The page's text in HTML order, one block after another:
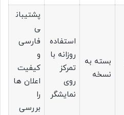
بسته به
نسخه
استفاده
روزانه با
تمرکز
روی
نمایشگر
پشتیبان
ی
فارسی
و
کیفیت
اعلان ها
را
بررسی